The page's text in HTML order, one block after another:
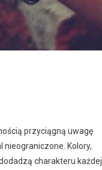
przyciągną uwagę
nieograniczone. Kolory,
charakteru każdej